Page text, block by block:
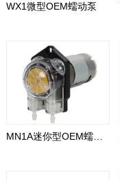
WX1微型OEM蠕动泵
MN1A迷你型OEM蠕动泵